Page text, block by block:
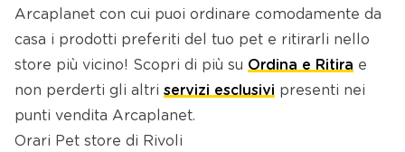
Arcaplanet con cui puoi ordinare comodamente da
casa i prodotti preferiti del tuo pet e ritirarli nello
store più vicino! Scopri di più su Ordina e Ritira e
non perderti gli altri servizi esclusivi presenti nei
punti vendita Arcaplanet.
Orari Pet store di Rivoli